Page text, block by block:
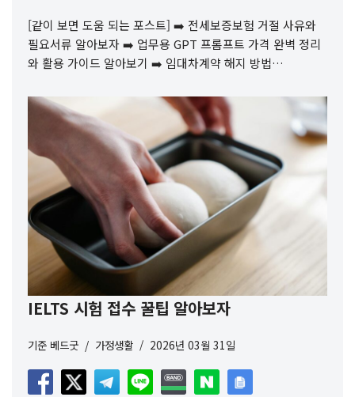
[같이 보면 도움 되는 포스트] ➡️ 전세보증보험 거절 사유와
필요서류 알아보자 ➡️ 업무용 GPT 프롬프트 가격 완벽 정리
와 활용 가이드 알아보기 ➡️ 임대차계약 해지 방법…
IELTS 시험 접수 꿀팁 알아보자
기준 베드굿 가정생활 2026년 03월 31일